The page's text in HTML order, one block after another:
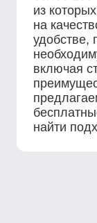
из
на
удобстве,
включая
найти